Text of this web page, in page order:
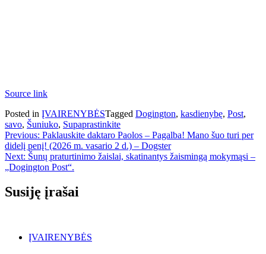
Source link
Posted in ĮVAIRENYBĖSTagged Dogington, kasdienybę, Post,
savo, Šuniuko, Supaprastinkite
Navigacija
tarp
įrašų
Previous: Paklauskite daktaro Paolos – Pagalba! Mano šuo turi per
didelį penį! (2026 m. vasario 2 d.) – Dogster
Next: Šunų praturtinimo žaislai, skatinantys žaismingą mokymąsi –
„Dogington Post“.
Susiję įrašai
ĮVAIRENYBĖS